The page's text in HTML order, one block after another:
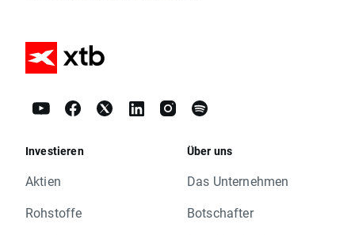
Investieren
Aktien
Rohstoffe
Über uns
Das Unternehmen
Botschafter